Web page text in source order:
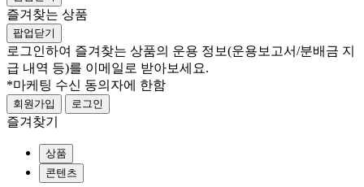
즐겨찾는 상품
팝업닫기
로그인하여 즐겨찾는 상품의 운용 정보(운용보고서/분배금 지
급 내역 등)를 이메일로 받아보세요.
*마케팅 수신 동의자에 한함
회원가입 로그인
즐겨찾기
상품
콘텐츠